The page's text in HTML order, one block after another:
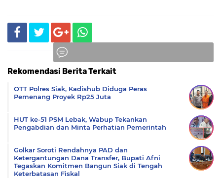
Rekomendasi Berita Terkait
OTT Polres Siak, Kadishub Diduga Peras
Pemenang Proyek Rp25 Juta
HUT ke-51 PSM Lebak, Wabup Tekankan
Pengabdian dan Minta Perhatian Pemerintah
Golkar Soroti Rendahnya PAD dan
Ketergantungan Dana Transfer, Bupati Afni
Tegaskan Komitmen Bangun Siak di Tengah
Keterbatasan Fiskal